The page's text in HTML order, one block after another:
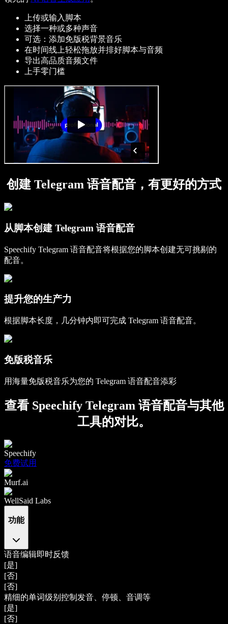
上传或输入脚本
选择一种或多种声音
可选：添加免版税背景音乐
在时间线上轻松拖放并排好脚本与音频
导出高品质音频文件
上手零门槛
创建 Telegram 语音配音，有更好的方式
从脚本创建 Telegram 语音配音
Speechify Telegram 语音配音将根据您的脚本创建无可挑剔的
配音。
提升您的生产力
根据脚本长度，几分钟内即可完成 Telegram 语音配音。
免版税音乐
用海量免版税音乐为您的 Telegram 语音配音添彩
查看 Speechify Telegram 语音配音与其他
工具的对比。
Speechify
免费试用
Murf.ai
WellSaid Labs
功能
语音编辑即时反馈
[是]
[否]
[否]
精细的单词级别控制发音、停顿、音调等
[是]
[否]